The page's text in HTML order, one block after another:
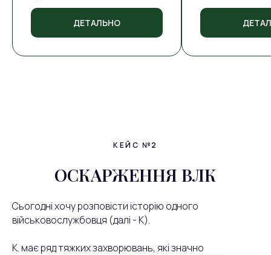
ДЕТАЛЬНО
КЕЙС №2
ОСКАРЖЕННЯ ВЛК
Сьогодні хочу розповісти історію одного
військовослужбовця (далі - К).
К. має ряд тяжких захворювань, які значно